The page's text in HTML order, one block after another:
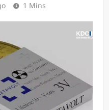
สูงสุด 15 วัน
1 พันล้านผู้ใช้ต่อ
ในโลก AI
SUV พร้อมพื้นที่นอน
ดยสารได้ 7 ที่นั่ง
พัฒนา “ผิว
ที่รับรู้การสัมผัสและ
1 Mins